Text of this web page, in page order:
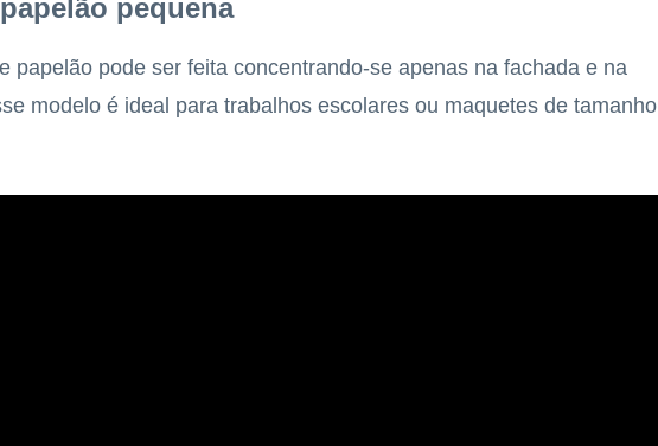
pequena
papelão pode ser feita concentrando-se apenas na fachada e na
modelo é ideal para trabalhos escolares ou maquetes de tamanho